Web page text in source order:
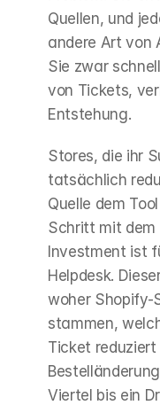
Quellen, und
andere Art von
Sie zwar
von Tickets,
Entstehung.
Stores, die ihr
tatsächlich
Quelle dem
Schritt mit dem
Investment ist
Helpdesk.
woher Shopify-
stammen,
Ticket
Viertel bis ein